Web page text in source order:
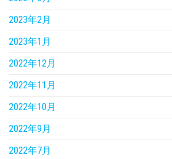
2023年2月
2023年1月
2022年12月
2022年11月
2022年10月
2022年9月
2022年7月